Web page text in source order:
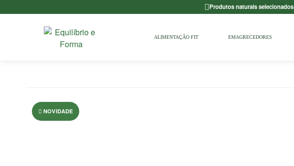
Produtos naturais selecionados
ALIMENTAÇÃO FIT EMAGRECEDORES
NOVIDADE